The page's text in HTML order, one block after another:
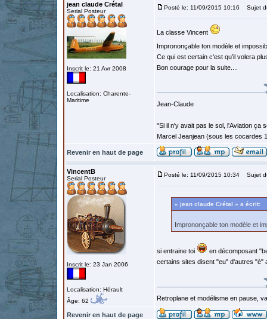
jean claude Crétal
Serial Posteur
Inscrit le: 21 Avr 2008
Localisation: Charente-
Maritime
Posté le: 11/09/2015 10:16 Sujet
La classe Vincent
Imprononçable ton modèle et
Ce qui est certain c'est qu’il volera
Bon courage pour la suite....
Jean-Claude
"Si il n'y avait pas le sol, l'Aviation ça
Marcel Jeanjean (sous les cocardes
Revenir en haut de page
VincentB
Serial Posteur
Inscrit le: 23 Jan 2006
Localisation: Hérault
Âge: 62
Posté le: 11/09/2015 10:34 Sujet
« jean claude Crétal » a écrit:
Imprononçable ton modèle et
si entraine toi
en décomposant
certains sites disent "eu" d'autres "è"
Retroplane et modélisme en pause,
Revenir en haut de page